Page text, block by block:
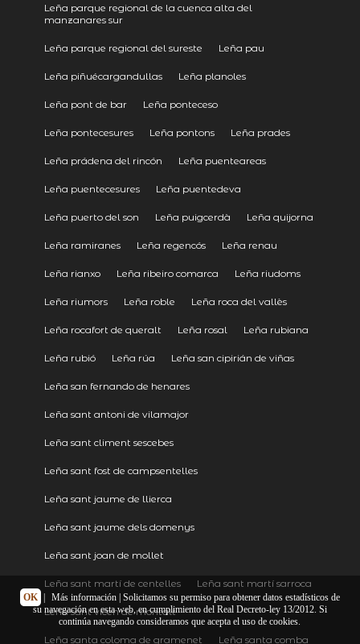
Leña parque regional de la cuenca alta del
manzanares sur
Leña parque regional del sureste Leña pau
Leña piñuécargandullas Leña planoles
Leña pont de bar Leña ponteceso
Leña pontecesures Leña pontons Leña prades
Leña prádena del rincón Leña puenteareas
Leña puentecesures Leña puentedeva
Leña puerto del son Leña puigcerdà Leña quijorna
Leña ramiranes Leña regencós Leña renau
Leña rianxo Leña ribeiro comarca Leña riudoms
Leña riumors Leña roble Leña roca del vallès
Leña rocafort de queralt Leña rosal Leña rubiana
Leña rubió Leña rúa Leña san cipirián de viñas
Leña san fernando de henares
Leña sant antoni de vilamajor
Leña sant climent sescebes
Leña sant fost de campsentelles
Leña sant jaume de llierca
Leña sant jaume dels domenys
Leña sant joan de mollet
Leña sant martí de centelles Leña sant martí sarroca
Leña sant vicen de montalt
Leña santa coloma de gramenet Leña santa comba
OK Más información| Solicitamos su permiso para obtener datos estadísticos de
su navegación en esta web, en cumplimiento del Real Decreto-ley 13/2012. Si
continúa navegando consideramos que acepta el uso de cookies.